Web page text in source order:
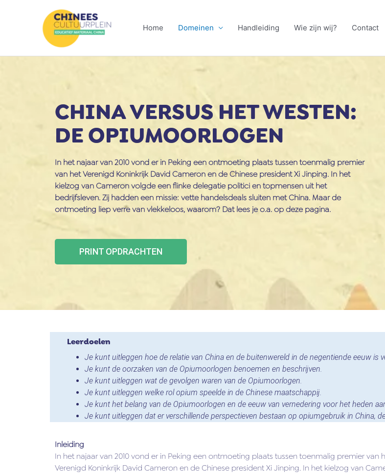
Home Domeinen Handleiding Wie zijn wij? Contact
CHINA VERSUS HET WESTEN:
DE OPIUMOORLOGEN
In het najaar van 2010 vond er in Peking een ontmoeting plaats tussen toenmalig premier
van het Verenigd Koninkrijk David Cameron en de Chinese president Xi Jinping. In het
kielzog van Cameron volgde een flinke delegatie politici en topmensen uit het
bedrijfsleven. Zij hadden een missie: vette handelsdeals sluiten met China. Maar de
ontmoeting liep verre van vlekkeloos, waarom? Dat lees je o.a. op deze pagina.
PRINT OPDRACHTEN
Leerdoelen
Je kunt uitleggen hoe de relatie van China en de buitenwereld in de negentiende eeuw is
Je kunt de oorzaken van de Opiumoorlogen benoemen en beschrijven.
Je kunt uitleggen wat de gevolgen waren van de Opiumoorlogen.
Je kunt uitleggen welke rol opium speelde in de Chinese maatschappij.
Je kunt het belang van de Opiumoorlogen en de eeuw van vernedering voor het heden
Je kunt uitleggen dat er verschillende perspectieven bestaan op opiumgebruik in China,
Inleiding
In het najaar van 2010 vond er in Peking een ontmoeting plaats tussen toenmalig premier van
Verenigd Koninkrijk David Cameron en de Chinese president Xi Jinping. In het kielzog van